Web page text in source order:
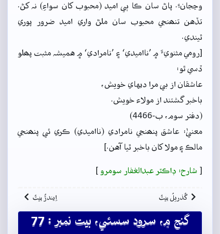
وڃجانءِ. پاڻ سان ڪا ٻي اميد (محبوب کان سواءِ) نہ کڻ.
تڏهن تنھنجي محبوب سان ملڻ واري اميد ضرور پوري
ٿيندي.
[رومي مثنويءَ ۾ ’نااميدي‘ ۽ ’نامرادي‘ ۾ هميشہ مثبت پھلو
ڏسي ٿو:
عاشقان از بي مرا ديهاي خويش،
باخبر گشتند از مولاء خويش.
(دفتر سوم، ب-4466)
معنيٰ: عاشق پنھنجي نامرادي (نااميدي) ڪري ئي پنھنجي
مالڪ ۽ مولا کان باخبر ٿيا آهن.]
[ شارح: ڊاڪٽر عبدالغفار سومرو ]
گُذريلُ بيتُ اِيندڙُ بيتُ
گنج ۾، سرود سسئي، بيت نمبر : 77